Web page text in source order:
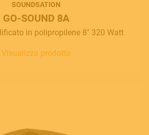
SOUNDSATION
GO-SOUND 8A
in polipropilene 8" 320 Watt
Visualizza prodotto